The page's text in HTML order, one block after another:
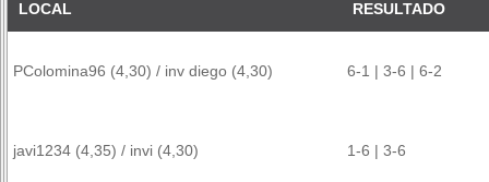
LOCAL RESULTADO
PColomina96 (4,30) / inv diego (4,30) 6-1 | 3-6 | 6-2
javi1234 (4,35) / invi (4,30) 1-6 | 3-6